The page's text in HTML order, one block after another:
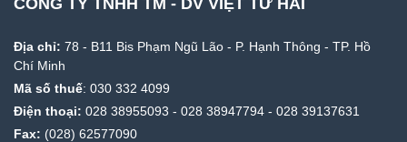
Địa chỉ: 78 - B11 Bis Phạm Ngũ Lão - P. Hạnh Thông - TP. Hồ
Chí Minh
Mã số thuế: 030 332 4099
Điện thoại: 028 38955093 - 028 38947794 - 028 39137631
Fax: (028) 62577090